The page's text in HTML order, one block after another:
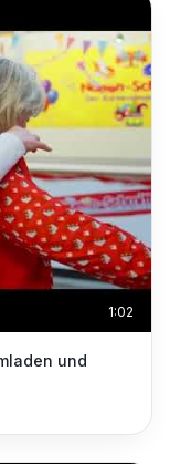
1:02
und